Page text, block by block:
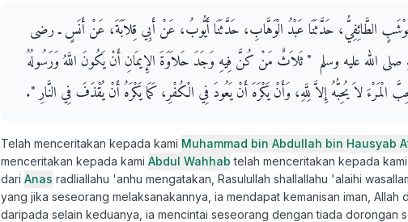
الطَّائِفِيُّ، حَدَّثَنَا عَبْدُ الْوَهَّابِ، حَدَّثَنَا أَيُّوبُ، عَنْ أَبِي قِلاَبَةَ، عَنْ أَنَسٍ ـ رضى
صلى الله عليه وسلم ‏ "‏ ثَلاَثٌ مَنْ كُنَّ فِيهِ وَجَدَ حَلاَوَةَ الإِيمَانِ أَنْ يَكُونَ اللَّهُ وَرَسُولُهُ
الْمَرْءَ لاَ يُحِبُّهُ إِلاَّ لِلَّهِ، وَأَنْ يَكْرَهَ أَنْ يَعُودَ فِي الْكُفْرِ، كَمَا يَكْرَهُ أَنْ يُقْذَفَ فِي النَّارِ ‏"‏‏.‏
Telah menceritakan kepada kami Muhammad bin Abdullah bin Hausyab
menceritakan kepada kami Abdul Wahhab telah menceritakan kepada kami
dari Anas radliallahu 'anhu mengatakan, Rasulullah shallallahu 'alaihi
yang jika seseorang melaksanakannya, ia mendapat kemanisan iman, Allah
daripada selain keduanya, ia mencintai seseorang dengan tiada dorongan